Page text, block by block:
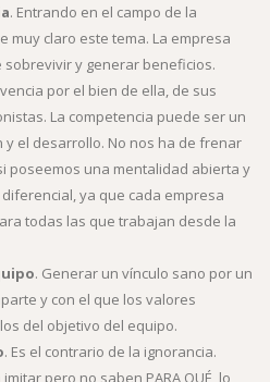
. Entrando en el campo de la
muy claro este tema. La empresa
y generar beneficios.
por el bien de ella, de sus
La competencia puede ser un
el desarrollo. No nos ha de frenar
poseemos una mentalidad abierta y
ya que cada empresa
todas las que trabajan desde la
. Generar un vínculo sano por un
y con el que los valores
del objetivo del equipo.
. Es el contrario de la ignorancia.
pero no saben PARA QUÉ, lo